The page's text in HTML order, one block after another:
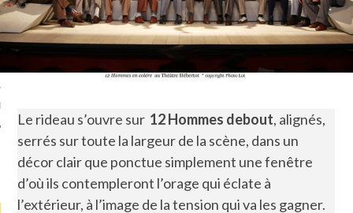
ARCACHON
LA PHOTO
Le rideau s’ouvre sur 12 Hommes debout, alignés,
serrés sur toute la largeur de la scène, dans un
décor clair que ponctue simplement une fenêtre
d’où ils contempleront l’orage qui éclate à
l’extérieur, à l’image de la tension qui va les gagner.